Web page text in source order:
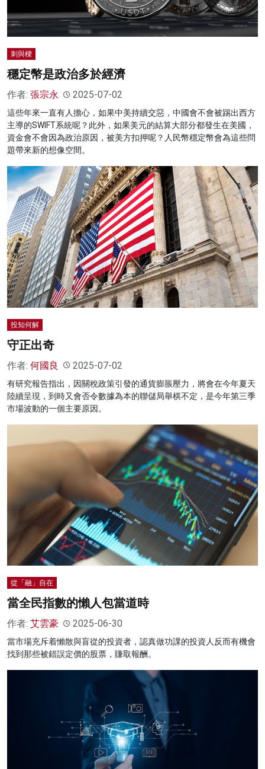
刺與樑
穩定幣是政治多於經濟
作者: 張宗永 2025-07-02
這些年來一直有人擔心，如果中美持續交惡，中國會不會被踢出西方
主導的SWIFT系統呢？此外，如果美元的結算大部分都發生在美國，
資金會不會因為政治原因，被美方扣押呢？人民幣穩定幣會為這些問
題帶來新的想像空間。
投知何解
守正出奇
作者: 何國良 2025-07-02
有研究報告指出，因關稅政策引發的通貨膨脹壓力，將會在今年夏天
陸續呈現，到時又會否令數據為本的聯儲局舉棋不定，是今年第三季
市場波動的一個主要原因。
從「融」自在
當全民指數的懶人包當道時
作者: 艾雲豪 2025-06-30
當市場充斥着懶散與盲從的投資者，認真做功課的投資人反而有機會
找到那些被錯誤定價的股票，賺取報酬。